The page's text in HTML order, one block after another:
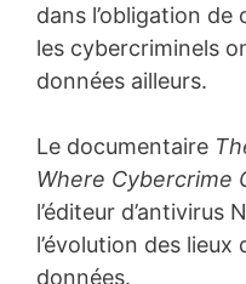
dans l’obligation
les cybercriminels
données ailleurs.
Le documentaire
Where Cybercrime
l’éditeur d’antivirus
l’évolution des lieux
données.